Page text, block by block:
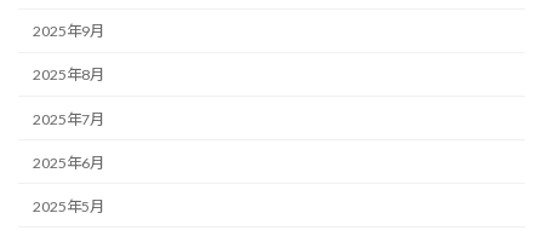
2025年9月
2025年8月
2025年7月
2025年6月
2025年5月